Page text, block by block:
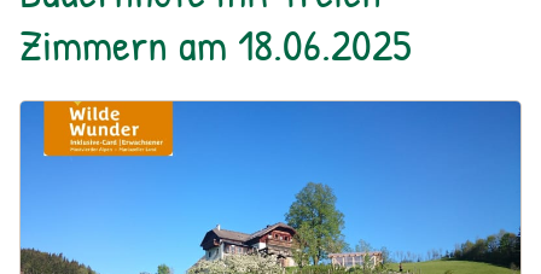
Zimmern am 18.06.2025
Urlaub am Bauernhof: Bio Bauernhof Kurzeck